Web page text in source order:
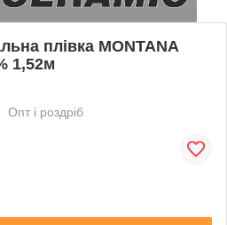
плівка MONTANA
1,52м
Опт і роздріб